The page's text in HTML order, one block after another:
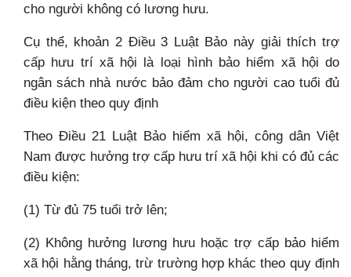
cho người không có lương hưu.
Cụ thể, khoản 2 Điều 3 Luật Bảo này giải thích trợ
cấp hưu trí xã hội là loại hình bảo hiểm xã hội do
ngân sách nhà nước bảo đảm cho người cao tuổi đủ
điều kiện theo quy định
Theo Điều 21 Luật Bảo hiểm xã hội, công dân Việt
Nam được hưởng trợ cấp hưu trí xã hội khi có đủ các
điều kiện:
(1) Từ đủ 75 tuổi trở lên;
(2) Không hưởng lương hưu hoặc trợ cấp bảo hiểm
xã hội hằng tháng, trừ trường hợp khác theo quy định